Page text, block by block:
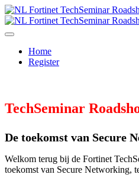
Home
Register
TechSeminar
De toekomst van Secure
Welkom terug bij de Fortinet
toekomst van Secure Networking,